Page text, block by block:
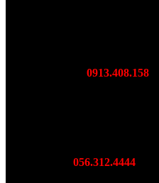
0913.408.158
056.312.4444